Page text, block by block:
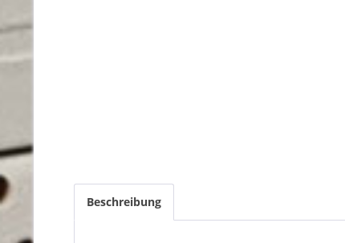
Beschreibung